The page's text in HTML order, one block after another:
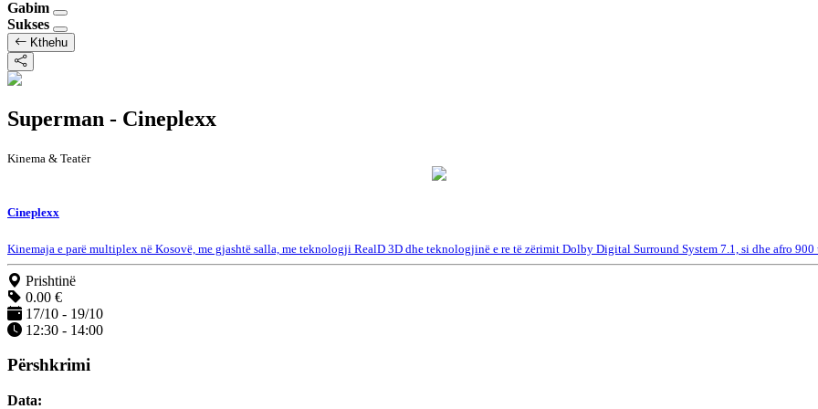
Gabim
Sukses
Kthehu
Superman - Cineplexx
Kinema & Teatër
Cineplexx
Kinemaja e parë multiplex në Kosovë, me gjashtë salla, me teknologji RealD 3D dhe teknologjinë e re të zërimit Dolby Digital Surround System 7.1, si dhe afro 900
Prishtinë
0.00 €
17/10 - 19/10
12:30 - 14:00
Përshkrimi
Data: